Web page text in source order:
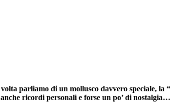
parliamo di un mollusco davvero speciale,
ricordi personali e forse un po’ di nostalgia…